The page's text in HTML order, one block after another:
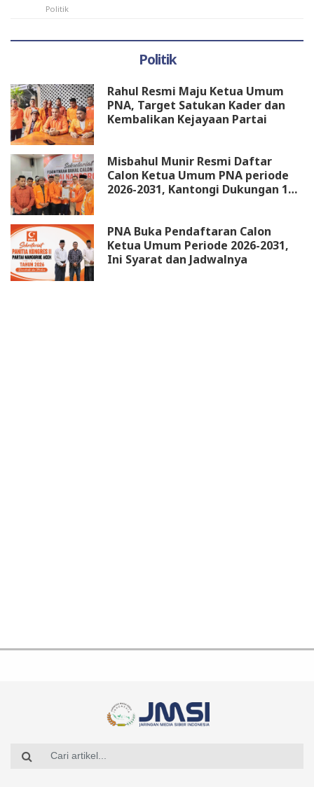
Politik
Politik
Rahul Resmi Maju Ketua Umum
PNA, Target Satukan Kader dan
Kembalikan Kejayaan Partai
Misbahul Munir Resmi Daftar
Calon Ketua Umum PNA periode
2026-2031, Kantongi Dukungan 18
PNA Buka Pendaftaran Calon
Ketua Umum Periode 2026-2031,
Ini Syarat dan Jadwalnya